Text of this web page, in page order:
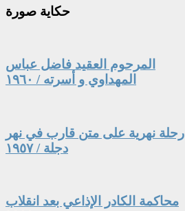
حكاية صورة
المرحوم العقيد فاضل عباس
المهداوي و أسرته / ١٩٦٠
رحلة نهرية على متن قارب في نهر
دجلة / ١٩٥٧
محاكمة الكادر الإذاعي بعد انقلاب